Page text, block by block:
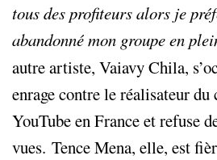
tous des profiteurs alors je
abandonné mon groupe en
autre artiste, Vaiavy Chila,
enrage contre le réalisateur
YouTube en France et refuse
vues. Tence Mena, elle, est